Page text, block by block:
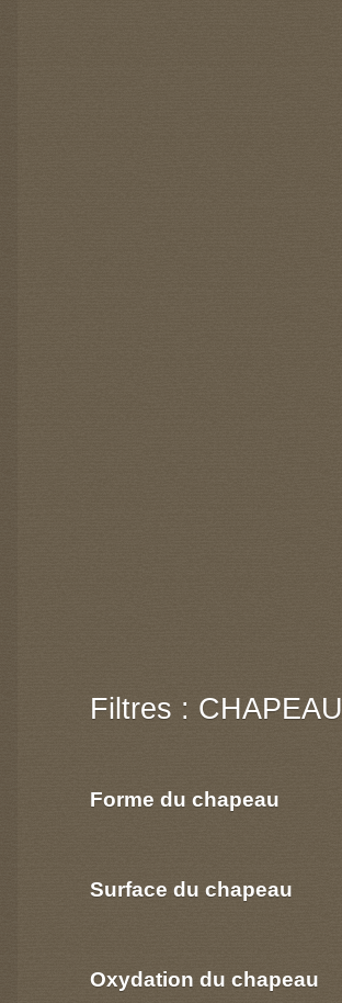
Filtres : CHAPEAU
Forme du chapeau
Surface du chapeau
Oxydation du chapeau